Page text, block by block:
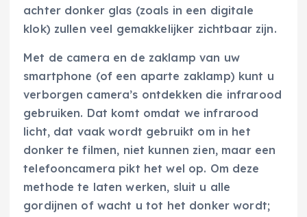
achter donker glas (zoals in een digitale
klok) zullen veel gemakkelijker zichtbaar zijn.
Met de camera en de zaklamp van uw
smartphone (of een aparte zaklamp) kunt u
verborgen camera’s ontdekken die infrarood
gebruiken. Dat komt omdat we infrarood
licht, dat vaak wordt gebruikt om in het
donker te filmen, niet kunnen zien, maar een
telefooncamera pikt het wel op. Om deze
methode te laten werken, sluit u alle
gordijnen of wacht u tot het donker wordt;